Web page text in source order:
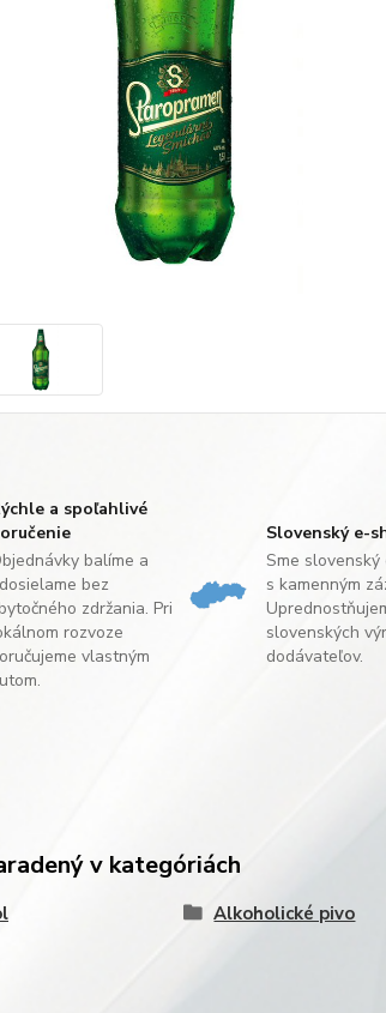
a spoľahlivé
balíme a
bez
zdržania. Pri
rozvoze
vlastným
Slovenský e-
Sme slovenský
s kamenným
slovenských
dodávateľov.
v kategóriách
Alkoholické pivo